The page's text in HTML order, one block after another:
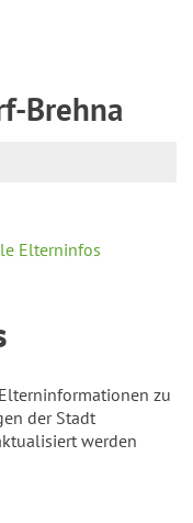
Brehna
Elterninfos
zu
der Stadt
werden